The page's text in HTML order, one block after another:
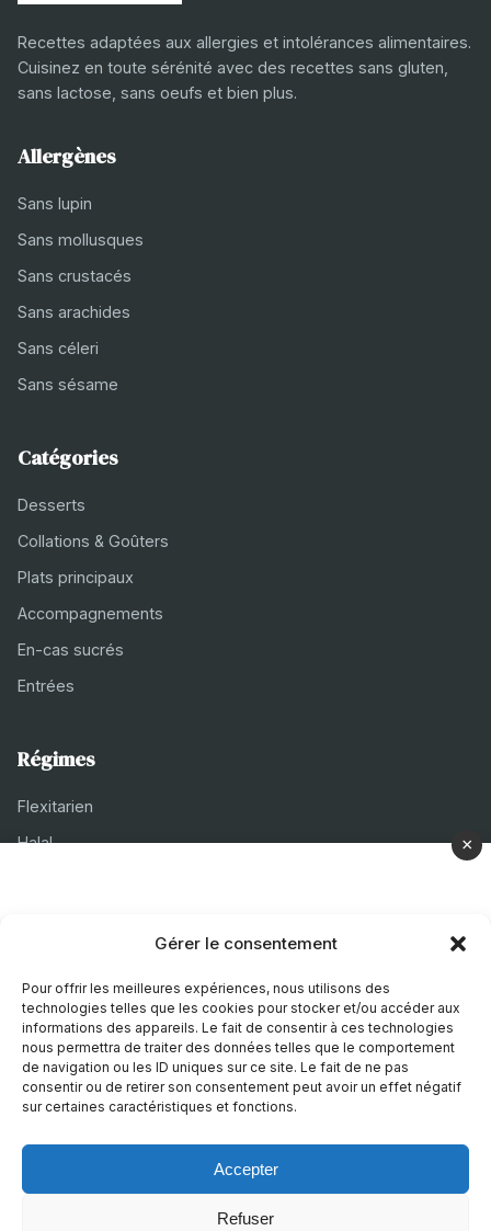
Gérer le consentement
Pour offrir les meilleures expériences, nous utilisons des
technologies telles que les cookies pour stocker et/ou accéder aux
informations des appareils. Le fait de consentir à ces technologies
nous permettra de traiter des données telles que le comportement
de navigation ou les ID uniques sur ce site. Le fait de ne pas
consentir ou de retirer son consentement peut avoir un effet négatif
sur certaines caractéristiques et fonctions.
Accepter
Refuser
Recettes adaptées aux allergies et intolérances alimentaires.
Cuisinez en toute sérénité avec des recettes sans gluten,
sans lactose, sans oeufs et bien plus.
Allergènes
Sans lupin
Sans mollusques
Sans crustacés
Sans arachides
Sans céleri
Sans sésame
Catégories
Desserts
Collations & Goûters
Plats principaux
Accompagnements
En-cas sucrés
Entrées
Régimes
Flexitarien
Halal
À propos
Mentions légales
Politique de confidentialité
Politique de cookies
×